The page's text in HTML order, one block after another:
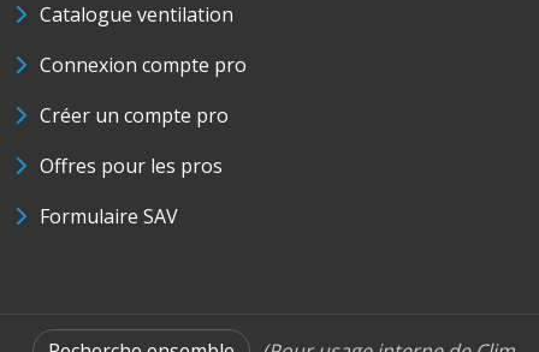
Catalogue ventilation
Connexion compte pro
Créer un compte pro
Offres pour les pros
Formulaire SAV